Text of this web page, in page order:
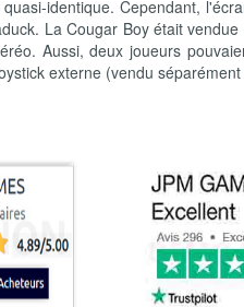
identique. Cependant,
La Cougar Boy était
Aussi, deux joueurs
externe (vendu